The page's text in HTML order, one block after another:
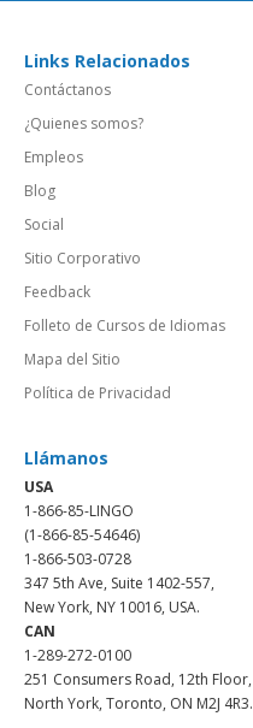
Links Relacionados
Contáctanos
¿Quienes somos?
Empleos
Blog
Social
Sitio Corporativo
Feedback
Folleto de Cursos de Idiomas
Mapa del Sitio
Política de Privacidad
Llámanos
USA
1-866-85-LINGO
(1-866-85-54646)
1-866-503-0728
347 5th Ave, Suite 1402-557,
New York, NY 10016, USA.
CAN
1-289-272-0100
251 Consumers Road, 12th Floor,
North York, Toronto, ON M2J 4R3.